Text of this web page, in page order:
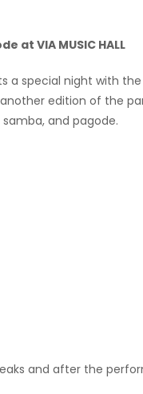
at VIA MUSIC HALL
a special night with
edition of the
and pagode.
and after the